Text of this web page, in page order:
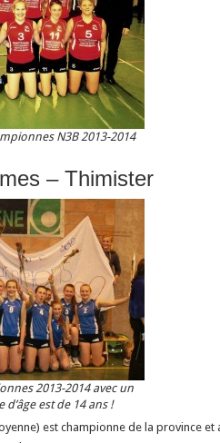
N3B 2013-2014
– Thimister
2013-2014 avec un
est de 14 ans !
est championne de la province et